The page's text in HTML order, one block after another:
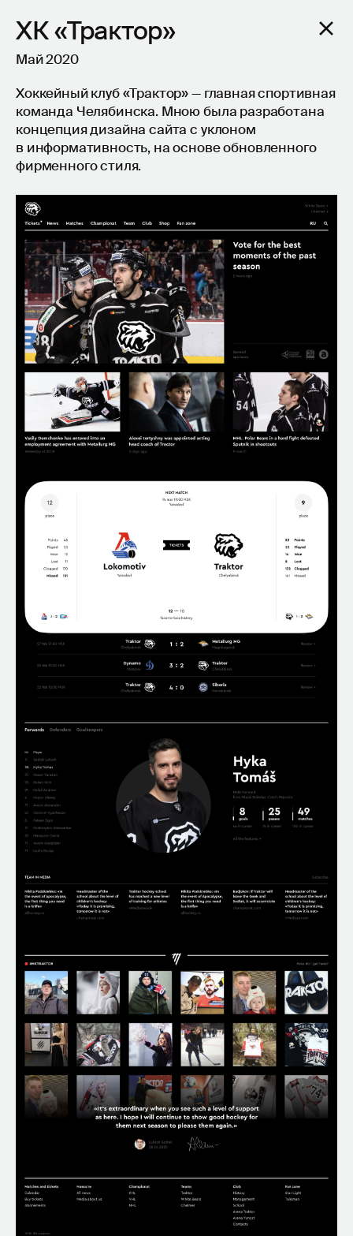
ХК «Трактор»
Май 2020
Хоккейный клуб «Трактор» — главная спортивная
команда Челябинска. Мною была разработана
концепция дизайна сайта с уклоном
в информативность, на основе обновленного
фирменного стиля.